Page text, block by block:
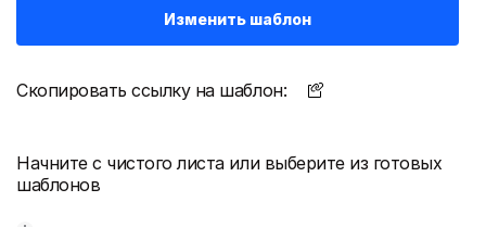
Изменить шаблон
Скопировать ссылку на шаблон:
Начните с чистого листа или выберите из готовых
шаблонов